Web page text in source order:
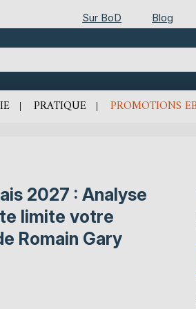
Sur BoD Blog
PRATIQUE PROMOTIONS
2027 : Analyse
limite votre
Romain Gary